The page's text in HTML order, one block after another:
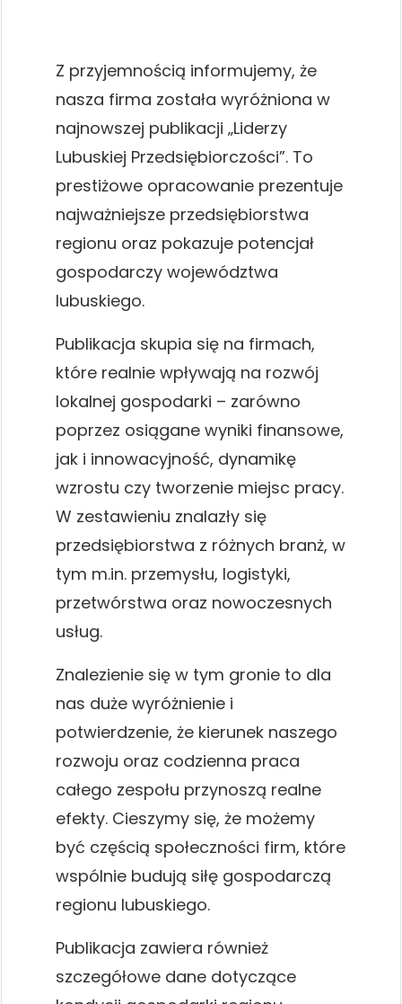
Z przyjemnością informujemy, że
nasza firma została wyróżniona w
najnowszej publikacji „Liderzy
Lubuskiej Przedsiębiorczości”. To
prestiżowe opracowanie prezentuje
najważniejsze przedsiębiorstwa
regionu oraz pokazuje potencjał
gospodarczy województwa
lubuskiego.
Publikacja skupia się na firmach,
które realnie wpływają na rozwój
lokalnej gospodarki – zarówno
poprzez osiągane wyniki finansowe,
jak i innowacyjność, dynamikę
wzrostu czy tworzenie miejsc pracy.
W zestawieniu znalazły się
przedsiębiorstwa z różnych branż, w
tym m.in. przemysłu, logistyki,
przetwórstwa oraz nowoczesnych
usług.
Znalezienie się w tym gronie to dla
nas duże wyróżnienie i
potwierdzenie, że kierunek naszego
rozwoju oraz codzienna praca
całego zespołu przynoszą realne
efekty. Cieszymy się, że możemy
być częścią społeczności firm, które
wspólnie budują siłę gospodarczą
regionu lubuskiego.
Publikacja zawiera również
szczegółowe dane dotyczące